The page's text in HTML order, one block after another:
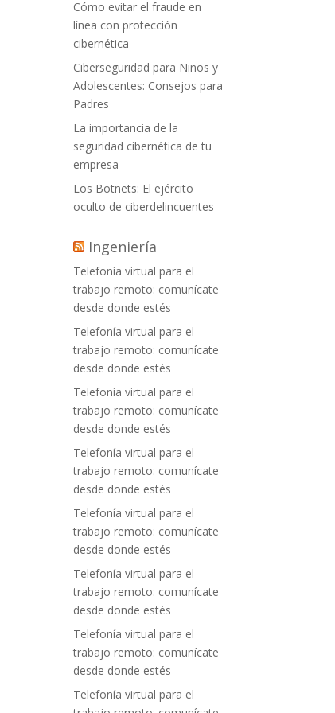
Cómo evitar el fraude en
línea con protección
cibernética
Ciberseguridad para Niños y
Adolescentes: Consejos para
Padres
La importancia de la
seguridad cibernética de tu
empresa
Los Botnets: El ejército
oculto de ciberdelincuentes
Ingeniería
Telefonía virtual para el
trabajo remoto: comunícate
desde donde estés
Telefonía virtual para el
trabajo remoto: comunícate
desde donde estés
Telefonía virtual para el
trabajo remoto: comunícate
desde donde estés
Telefonía virtual para el
trabajo remoto: comunícate
desde donde estés
Telefonía virtual para el
trabajo remoto: comunícate
desde donde estés
Telefonía virtual para el
trabajo remoto: comunícate
desde donde estés
Telefonía virtual para el
trabajo remoto: comunícate
desde donde estés
Telefonía virtual para el